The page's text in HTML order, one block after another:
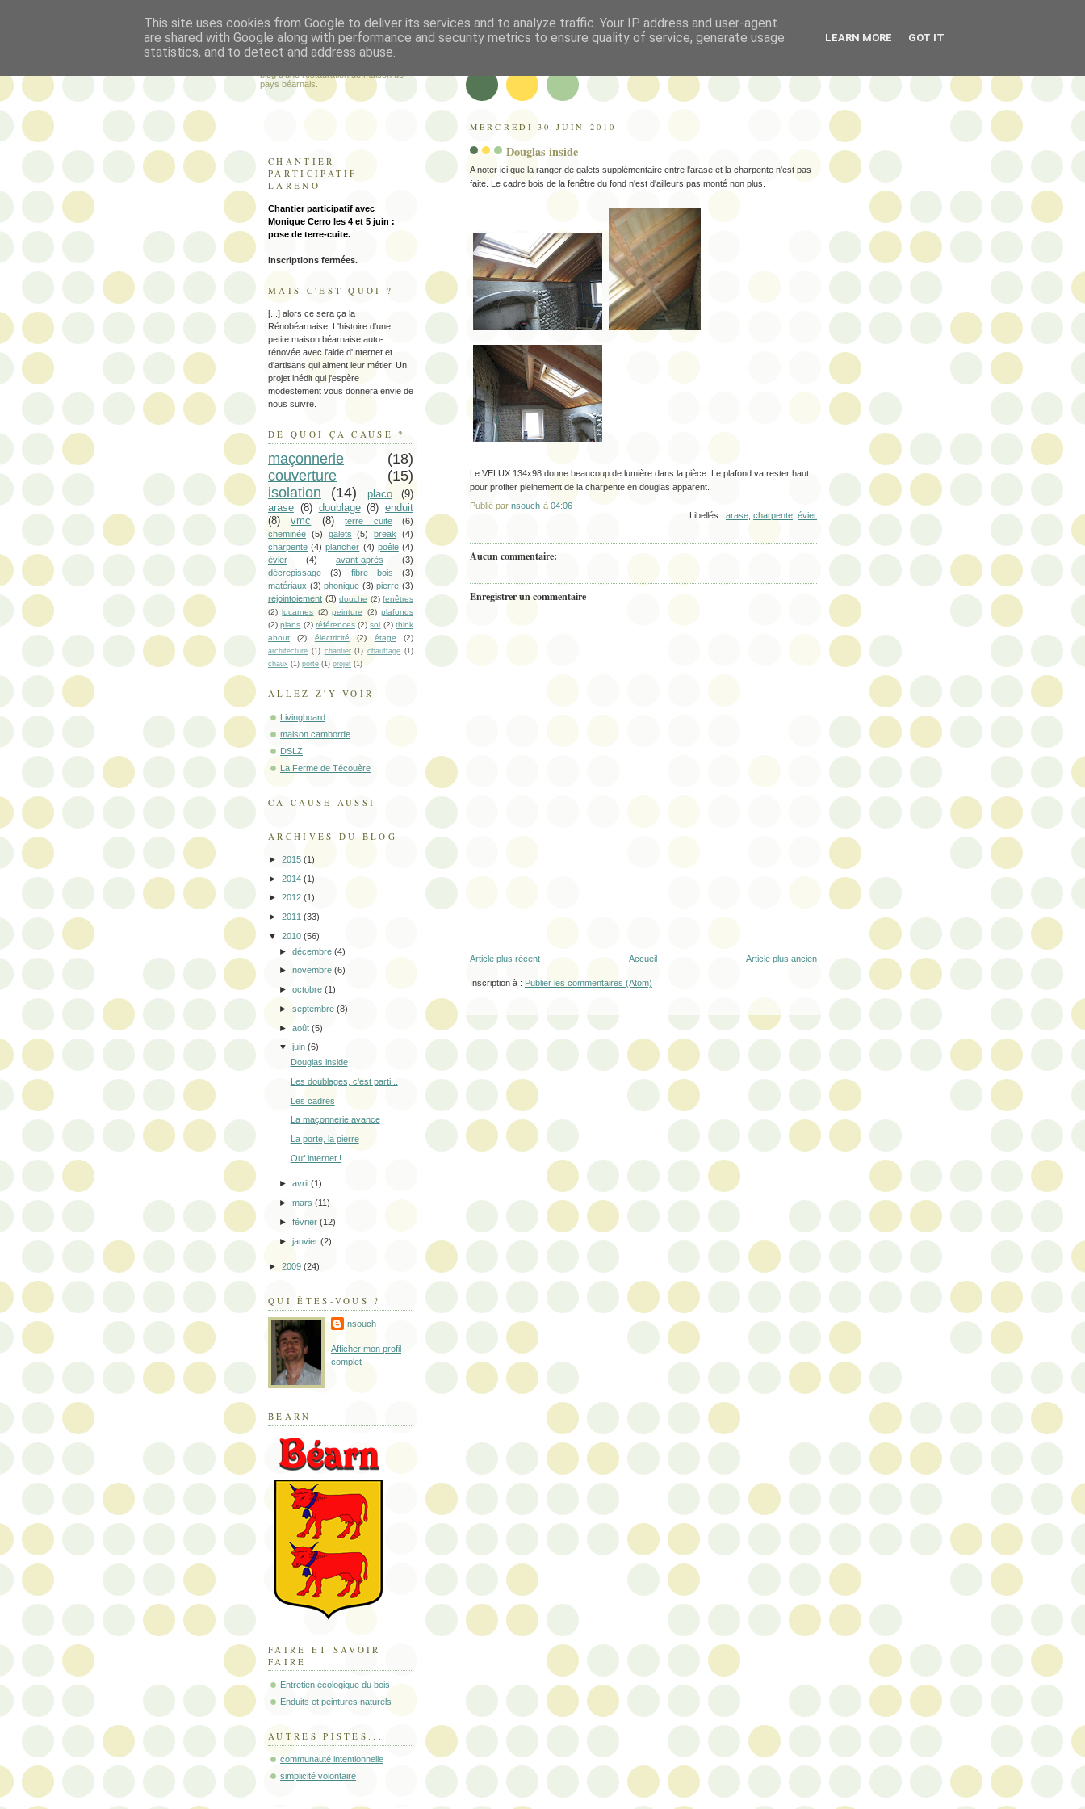
MERCREDI 30 JUIN 2010
Douglas inside
A noter ici que la ranger de galets supplémentaire entre l'arase et la charpente n'est pas
faite. Le cadre bois de la fenêtre du fond n'est d'ailleurs pas monté non plus.
Le VELUX 134x98 donne beaucoup de lumière dans la pièce. Le plafond va rester haut
pour profiter pleinement de la charpente en douglas apparent.
Publié par nsouch à 04:06
Libellés : arase charpente évier
Aucun commentaire:
Enregistrer un commentaire
Article plus récent Article plus ancien
Accueil
Inscription à : Publier les commentaires (Atom)
La Rénobéarnaise
blog d'une restauration de maison de
pays béarnais.
CHANTIER
PARTICIPATIF
LARENO
Chantier participatif avec
Monique Cerro les 4 et 5 juin :
pose de terre-cuite.
Inscriptions fermées.
MAIS C'EST QUOI ?
[...] alors ce sera ça la
Rénobéarnaise. L'histoire d'une
petite maison béarnaise auto-
rénovée avec l'aide d'Internet et
d'artisans qui aiment leur métier. Un
projet inédit qui j'espère
modestement vous donnera envie de
nous suivre.
DE QUOI ÇA CAUSE ?
maçonnerie
(18)
couverture
(15)
isolation
(14) placo
(9)
arase (8) doublage (8) enduit
(8)
vmc (8) terre cuite
(6)
cheminée (5) galets (5) break
(4)
charpente (4) plancher (4) poêle (4)
évier
(4) avant-après
(3)
décrepissage
(3) fibre bois
(3)
matériaux (3) phonique (3) pierre (3)
rejointoiement (3) douche (2) fenêtres
(2)
lucarnes (2) peinture (2) plafonds
(2) plans (2) références (2) sol (2) think
about
(2) électricité (2) étage (2)
architecture (1) chantier (1) chauffage (1)
chaux (1) porte (1) projet (1)
ALLEZ Z'Y VOIR
Livingboard
maison camborde
DSLZ
La Ferme de Técouère
CA CAUSE AUSSI
ARCHIVES DU BLOG
► 2015 (1)
► 2014 (1)
► 2012 (1)
► 2011 (33)
▼ 2010 (56)
►décembre(4)
►novembre(6)
►octobre(1)
►septembre(8)
►août(5)
▼juin(6)
Douglas inside
Les doublages, c'est parti...
Les cadres
La maçonnerie avance
La porte, la pierre
Ouf internet !
►avril(1)
►mars(11)
►février(12)
►janvier(2)
► 2009 (24)
QUI ÊTES-VOUS ?
nsouch
Afficher mon profil
complet
BÉARN
FAIRE ET SAVOIR
FAIRE
Entretien écologique du bois
Enduits et peintures naturels
AUTRES PISTES...
communauté intentionnelle
simplicité volontaire
This site uses cookies from Google to deliver its services and to analyze traffic. Your IP address and user-agent
are shared with Google along with performance and security metrics to ensure quality of service, generate usage
statistics, and to detect and address abuse.
LEARN MORE GOT IT